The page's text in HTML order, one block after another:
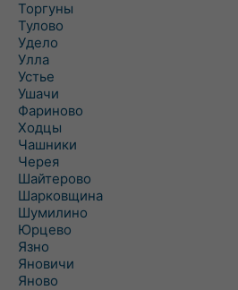
Торгуны
Тулово
Удело
Улла
Устье
Ушачи
Фариново
Ходцы
Чашники
Черея
Шайтерово
Шарковщина
Шумилино
Юрцево
Язно
Яновичи
Яново